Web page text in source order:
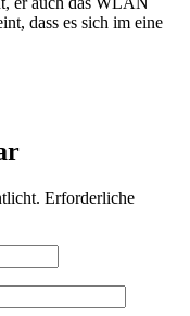
dass es sich im eine
Erforderliche